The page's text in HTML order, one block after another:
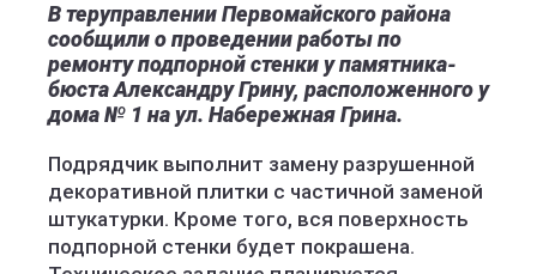
В теруправлении Первомайского района
сообщили о проведении работы по
ремонту подпорной стенки у памятника-
бюста Александру Грину, расположенного у
дома № 1 на ул. Набережная Грина.
Подрядчик выполнит замену разрушенной
декоративной плитки с частичной заменой
штукатурки. Кроме того, вся поверхность
подпорной стенки будет покрашена.